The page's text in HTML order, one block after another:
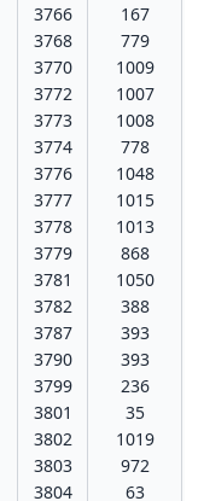
3766
3768
3770
3772
3773
3774
3776
3777
3778
3779
3781
3782
3787
3790
3799
3801
3802
3803
3804
167
779
1009
1007
1008
778
1048
1015
1013
868
1050
388
393
393
236
35
1019
972
63